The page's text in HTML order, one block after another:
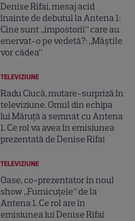
Denise Rifai, mesaj acid
înainte de debutul la Antena 1:
Cine sunt „impostorii” care au
enervat-o pe vedetă?: „Măștile
vor cădea”
TELEVIZIUNE
Radu Ciucă, mutare-surpriză în
televiziune. Omul din echipa
lui Măruță a semnat cu Antena
1. Ce rol va avea în emisiunea
prezentată de Denise Rifai
TELEVIZIUNE
Oase, co-prezentator în noul
show „Furnicuțele” de la
Antena 1. Ce rol are în
emisiunea lui Denise Rifai